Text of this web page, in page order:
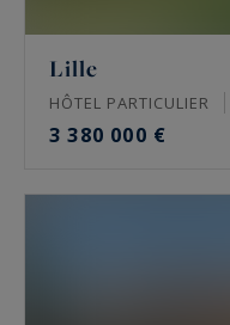
Lille
HÔTEL PARTICULIER
3 380 000 €